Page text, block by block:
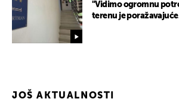
"Vidimo ogromnu
terenu je
JOŠ AKTUALNOSTI